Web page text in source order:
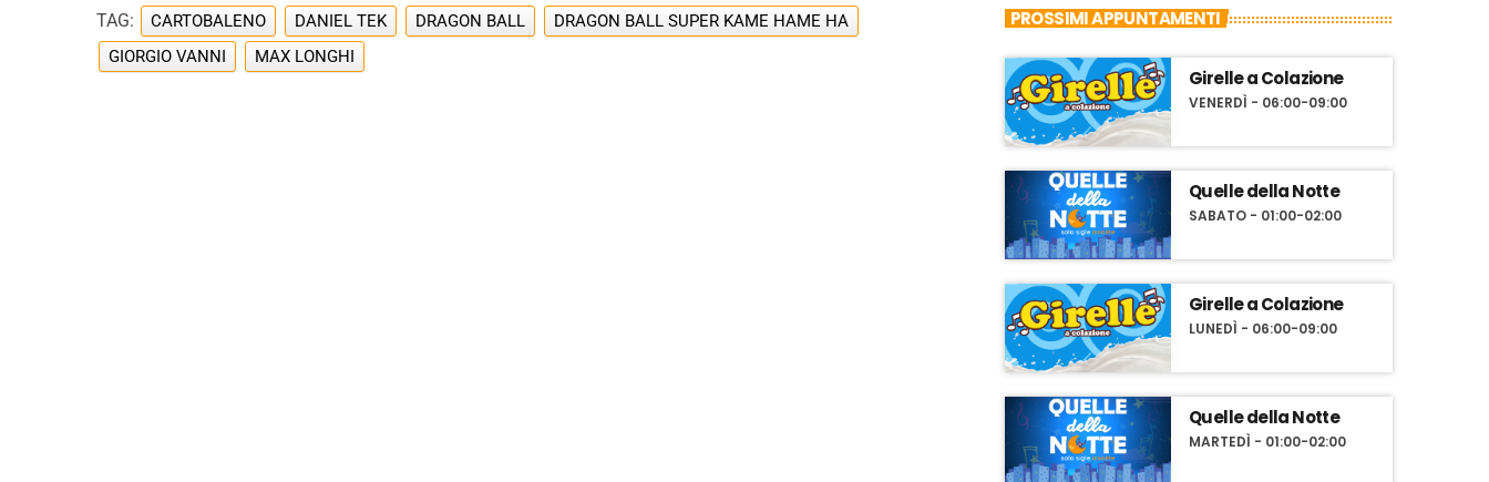
TAG: CARTOBALENO DANIEL TEK DRAGON BALL
DRAGON BALL SUPER KAME HAME HA
GIORGIO VANNI
MAX LONGHI
PROSSIMI APPUNTAMENTI
Girelle a Colazione
VENERDÌ - 06:00-09:00
Quelle della Notte
SABATO - 01:00-02:00
Girelle a Colazione
LUNEDÌ - 06:00-09:00
Quelle della Notte
MARTEDÌ - 01:00-02:00